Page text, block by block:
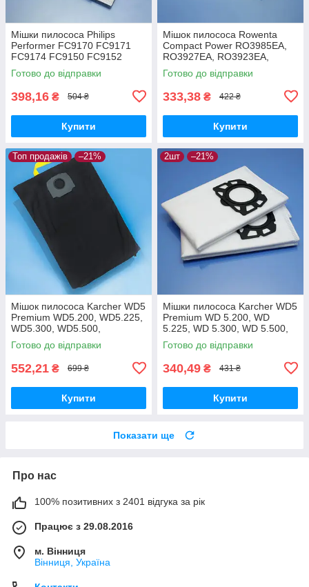
Мішки пилососа Philips
Performer FC9170 FC9171
FC9174 FC9150 FC9152
FC9160 FC9162 FC9166
FC9173 FC9175 FC9176
Готово до відправки
398,16 ₴ 504 ₴
Купити
Мішок пилососа Rowenta
Compact Power RO3985EA,
RO3927EA, RO3923EA,
RO3953EA, RO3969EA
багаторазовий
Готово до відправки
333,38 ₴ 422 ₴
Купити
Топ продажів –21%
Мішок пилососа Karcher WD5
Premium WD5.200, WD5.225,
WD5.300, WD5.500,
WD5.470, WD5.260,
WD5.400, WD5.450
Готово до відправки
552,21 ₴ 699 ₴
Купити
2шт –21%
Мішки пилососа Karcher WD5
Premium WD 5.200, WD
5.225, WD 5.300, WD 5.500,
WD 5.470, WD 5.260, WD
5.400, WD 5.450, WD 5.220 -
Готово до відправки
340,49 ₴ 431 ₴
Купити
Показати ще
Про нас
100% позитивних з 2401 відгука за рік
Працює з 29.08.2016
м. Вінниця
Вінниця, Україна